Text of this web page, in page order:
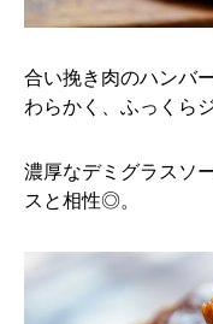
合い挽き肉のハンバ
わらかく、ふっくら
濃厚なデミグラスソ
スと相性◎。